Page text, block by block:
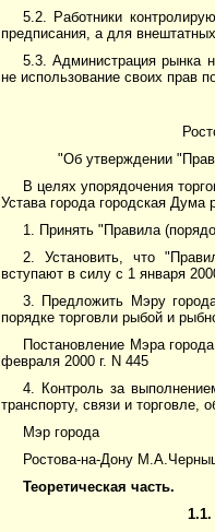
5.2. Работники
предписания, а для
5.3. Администрация рынка
не использование своих прав
"Об утверждении
В целях упорядочения
Устава города городская Дума
1. Принять "Правила
2. Установить, что
вступают в силу с 1 января
3. Предложить Мэру
порядке торговли рыбой и
Постановление Мэра
февраля 2000 г. N 445
4. Контроль за
транспорту, связи и
Мэр города
Ростова-на-Дону
Теоретическая часть.